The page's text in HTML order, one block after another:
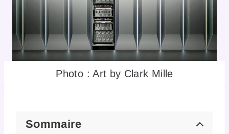
Photo : Art by Clark Mille
Sommaire